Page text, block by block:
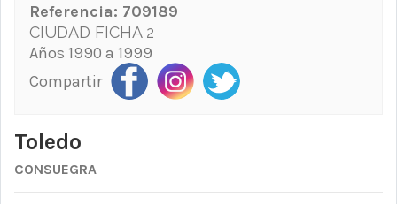
Referencia: 709189
CIUDAD FICHA 2
Años 1990 a 1999
Compartir
Toledo
CONSUEGRA